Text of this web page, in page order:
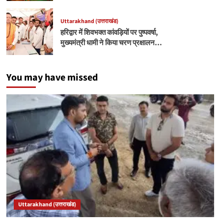
Uttarakhand (उत्तराखंड)
हरिद्वार में शिवभक्त कांवड़ियों पर पुष्पवर्षा,
मुख्यमंत्री धामी ने किया चरण प्रक्षालन…
You may have missed
Uttarakhand (उत्तराखंड)